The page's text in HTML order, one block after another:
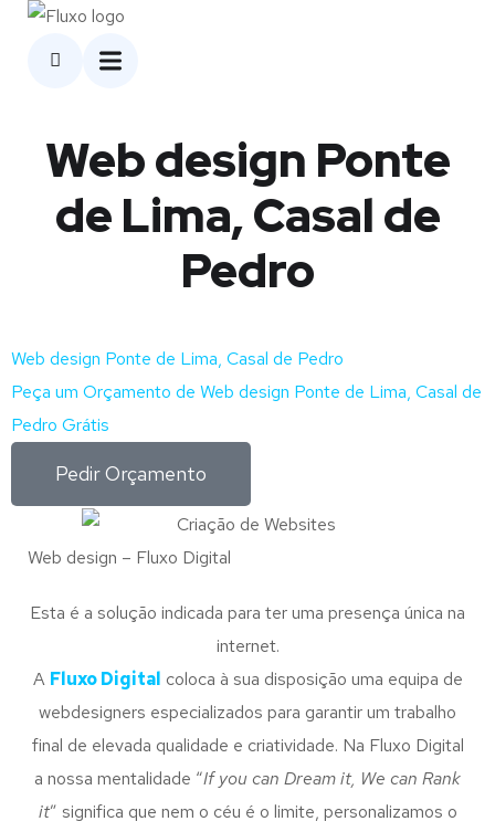
Web design Ponte
de Lima, Casal de
Pedro
Web design Ponte de Lima, Casal de Pedro
Peça um Orçamento de Web design Ponte de Lima, Casal de
Pedro Grátis
Pedir Orçamento
Web design – Fluxo Digital
Esta é a solução indicada para ter uma presença única na
internet.
A Fluxo Digital coloca à sua disposição uma equipa de
webdesigners especializados para garantir um trabalho
final de elevada qualidade e criatividade. Na Fluxo Digital
a nossa mentalidade “If you can Dream it, We can Rank
it” significa que nem o céu é o limite, personalizamos o